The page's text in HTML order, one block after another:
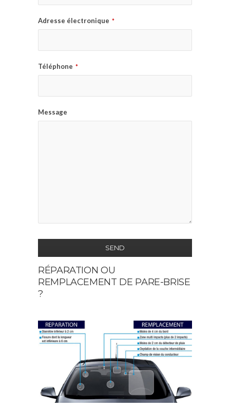
Adresse électronique *
Téléphone *
Message
SEND
This
field
should
left
blank
RÉPARATION OU
REMPLACEMENT DE PARE-BRISE
?